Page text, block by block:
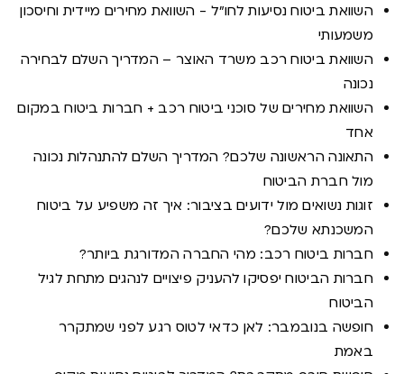
השוואת ביטוח נסיעות לחו"ל - השוואת מחירים מיידית וחיסכון
משמעותי
השוואת ביטוח רכב משרד האוצר – המדריך השלם לבחירה
נכונה
השוואת מחירים של סוכני ביטוח רכב + חברות ביטוח במקום
אחד
התאונה הראשונה שלכם? המדריך השלם להתנהלות נכונה
מול חברת הביטוח
זוגות נשואים מול ידועים בציבור: איך זה משפיע על ביטוח
המשכנתא שלכם?
חברות ביטוח רכב: מהי החברה המדורגת ביותר?
חברות הביטוח יפסיקו להעניק פיצויים לנהגים מתחת לגיל
הביטוח
חופשה בנובמבר: לאן כדאי לטוס רגע לפני שמתקרר
באמת